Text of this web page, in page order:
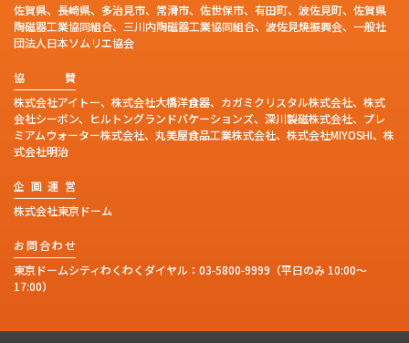
佐賀県、長崎県、多治見市、常滑市、佐世保市、有田町、波佐見町、佐賀県
陶磁器工業協同組合、三川内陶磁器工業協同組合、波佐見焼振興会、一般社
団法人日本ソムリエ協会
協
賛
株式会社アイトー、株式会社大橋洋食器、カガミクリスタル株式会社、株式
会社シーボン、ヒルトングランドバケーションズ、深川製磁株式会社、プレ
ミアムウォーター株式会社、丸美屋食品工業株式会社、株式会社MIYOSHI、株
式会社明治
企 画 運 営
株式会社東京ドーム
お問合わせ
東京ドームシティわくわくダイヤル： 03-5800-9999 （平日のみ 10:00～
17:00）